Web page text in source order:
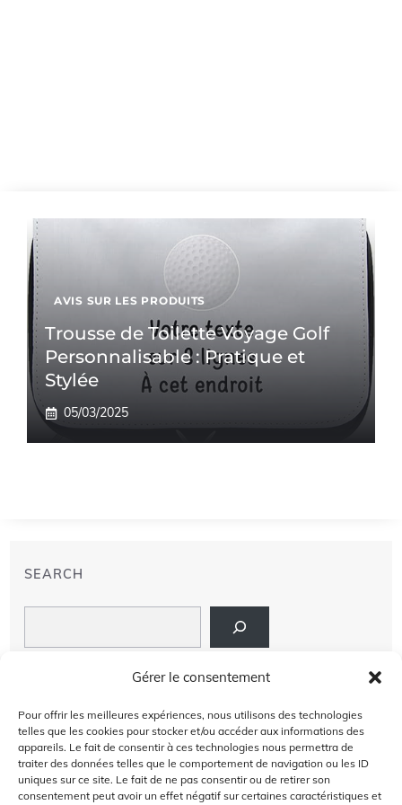
Gérer le consentement
Pour offrir les meilleures expériences, nous utilisons des technologies
telles que les cookies pour stocker et/ou accéder aux informations des
appareils. Le fait de consentir à ces technologies nous permettra de
traiter des données telles que le comportement de navigation ou les ID
uniques sur ce site. Le fait de ne pas consentir ou de retirer son
consentement peut avoir un effet négatif sur certaines caractéristiques et
AVIS SUR LES PRODUITS
Trousse de Toilette Voyage Golf
Personnalisable : Pratique et
Stylée
05/03/2025
SEARCH
À PROPOS DE NOUS
AVIS DE NON-RESPONSABILITÉ